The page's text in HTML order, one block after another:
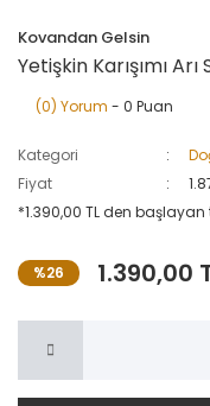
Kovandan Gelsin
Yetişkin Karışımı
(0) Yorum - 0 Puan
Kategori
Fiyat
*1.390,00 TL den başlayan
%26 1.390,00